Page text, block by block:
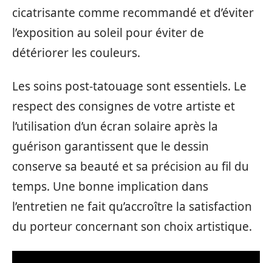
cicatrisante comme recommandé et d’éviter
l’exposition au soleil pour éviter de
détériorer les couleurs.
Les soins post-tatouage sont essentiels. Le
respect des consignes de votre artiste et
l’utilisation d’un écran solaire après la
guérison garantissent que le dessin
conserve sa beauté et sa précision au fil du
temps. Une bonne implication dans
l’entretien ne fait qu’accroître la satisfaction
du porteur concernant son choix artistique.